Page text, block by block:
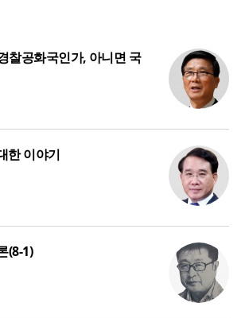
찰공화국인가, 아니면 국
한 이야기
(8-1)